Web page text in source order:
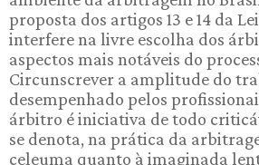
proposta dos artigos 13 e 14 da
interfere na livre escolha dos
aspectos mais notáveis do
Circunscrever a amplitude do
desempenhado pelos
árbitro é iniciativa de todo
se denota, na prática da
celeuma quanto à imaginada